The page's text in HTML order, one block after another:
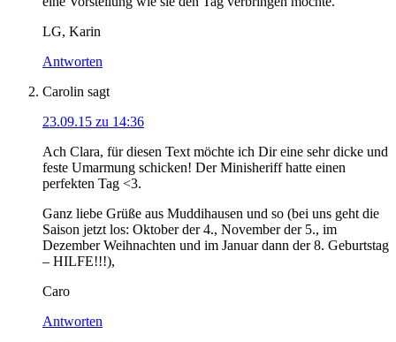
LG, Karin
Antworten
Carolin sagt
23.09.15 zu 14:36
Ach Clara, für diesen Text möchte ich Dir eine sehr dicke und
feste Umarmung schicken! Der Minisheriff hatte einen
perfekten Tag <3.
Ganz liebe Grüße aus Muddihausen und so (bei uns geht die
Saison jetzt los: Oktober der 4., November der 5., im
Dezember Weihnachten und im Januar dann der 8. Geburtstag
– HILFE!!!),
Caro
Antworten